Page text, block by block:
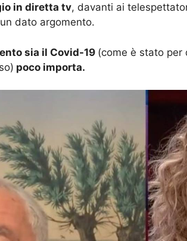
in diretta tv, davanti ai
dato argomento.
sia il Covid-19 (come è stato per
poco importa.